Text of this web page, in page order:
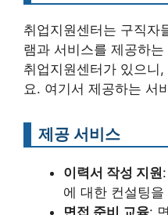
취업지원센터는 구직자
램과 서비스를 제공하
취업지원센터가 있으니
요. 여기서 제공하는 서
제공 서비스
이력서 작성 지원
에 대한 컨설팅
면접 준비 교육: